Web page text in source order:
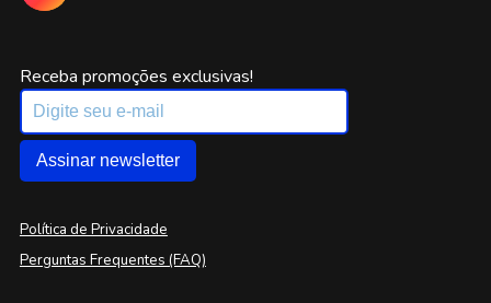
Receba promoções exclusivas!
Assinar newsletter
Política de Privacidade
Perguntas Frequentes (FAQ)